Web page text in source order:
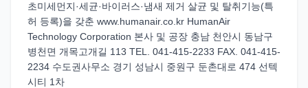
초미세먼지·세균·바이러스·냄새 제거 살균 및 탈취기능(특
허 등록)을 갖춘 www.humanair.co.kr HumanAir
Technology Corporation 본사 및 공장 충남 천안시 동남구
병천면 개목고개길 113 TEL. 041-415-2233 FAX. 041-415-
2234 수도권사무소 경기 성남시 중원구 둔촌대로 474 선텍
시티 1차